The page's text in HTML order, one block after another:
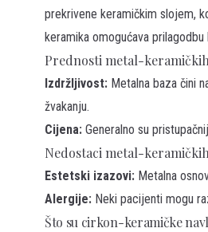
prekrivene keramičkim slojem,
keramika omogućava
Prednosti metal-
Izdržljivost: Metalna baza čini
žvakanju.
Cijena: Generalno su
Nedostaci metal-
Estetski izazovi: Metalna
Alergije: Neki pacijenti mogu
Što su cirkon-keramičke